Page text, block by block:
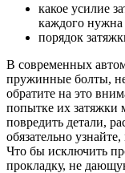
какое усилие
каждого нужна
порядок
В современных
пружинные болты,
обратите на это
попытке их затяжки
повредить детали,
обязательно
Что бы исключить
прокладку, не